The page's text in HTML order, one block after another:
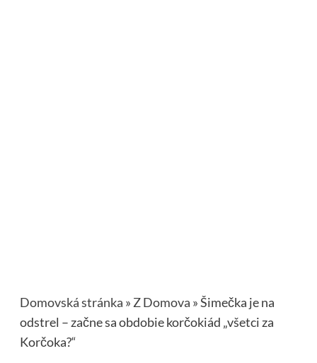
Domovská stránka » Z Domova »Šimečka je na
odstrel – začne sa obdobie korčokiád „všetci za
Korčoka?“